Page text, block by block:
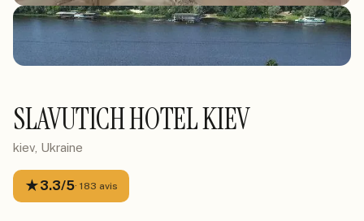
SLAVUTICH HOTEL KIEV
kiev, Ukraine
★3.3/5· 183 avis